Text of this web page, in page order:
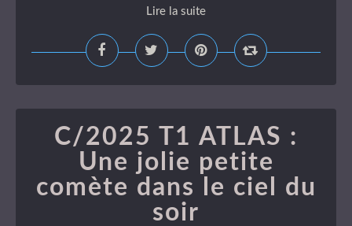
Lire la suite
C/2025 T1 ATLAS :
Une jolie petite
comète dans le ciel du
soir